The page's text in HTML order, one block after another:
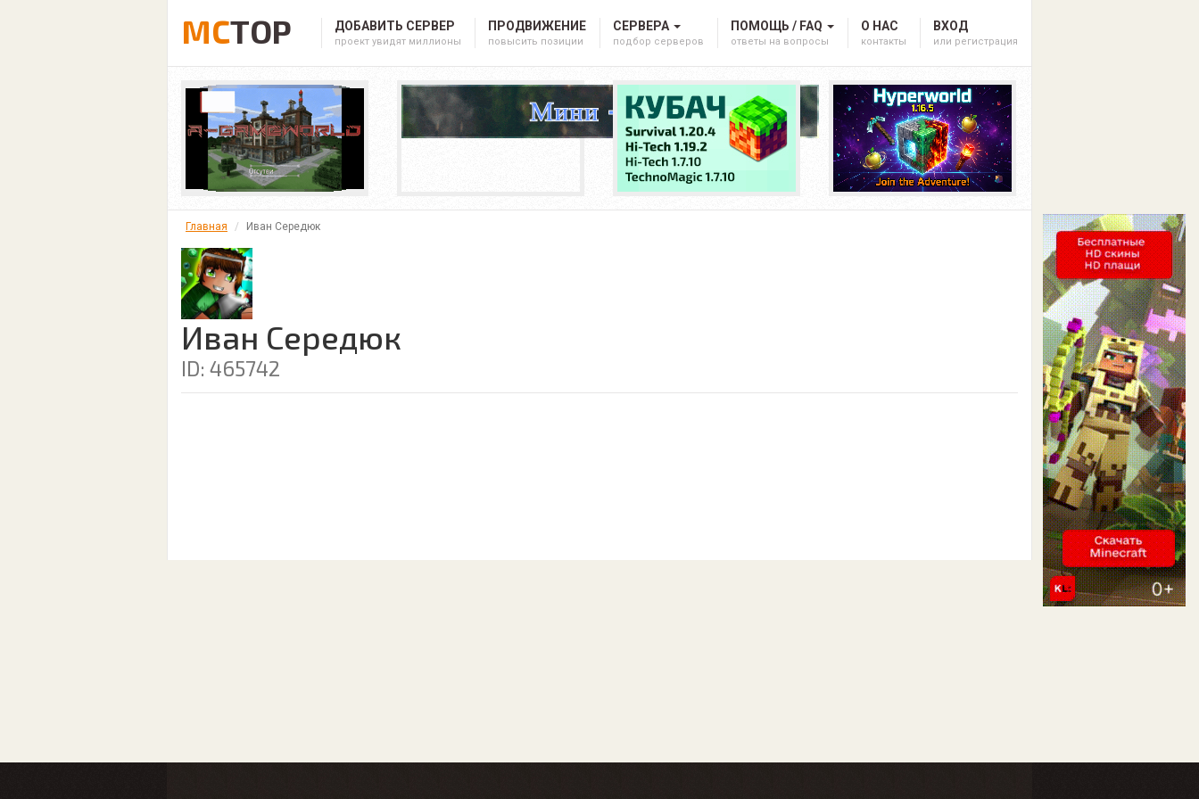
MCTOP ДОБАВИТЬ СЕРВЕР
проект увидят миллионы
ПРОДВИЖЕНИЕ
повысить позиции
СЕРВЕРА
подбор серверов
ПОМОЩЬ / FAQ
ответы на вопросы
О НАС
контакты
ВХОД
или регистрация
Главная Иван Середюк
Иван Середюк
ID: 465742